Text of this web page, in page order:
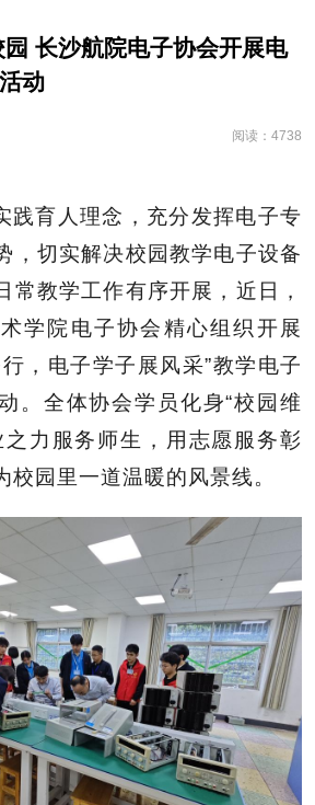
园 长沙航院电子协会开展电
动
阅读：4738
践育人理念，充分发挥电子专
，切实解决校园教学电子设备
常教学工作有序开展，近日，
学院电子协会精心组织开展
，电子学子展风采”教学电子
。全体协会学员化身“校园维
之力服务师生，用志愿服务彰
校园里一道温暖的风景线。